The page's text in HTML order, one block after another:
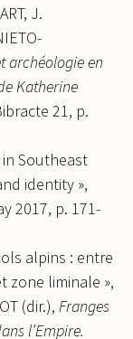
J.
archéologie en
Katherine
21, p.
Southeast
identity »,
2017, p. 171-
alpins : entre
zone liminale »,
(dir.), Franges
l’Empire.